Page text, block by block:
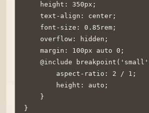
    height: 350px;
    text-align: center;
    font-size: 0.85rem;
    overflow: hidden;
    margin: 100px auto 0;
@include
        aspect-ratio: 2 / 1;
        height: auto;
    }
}